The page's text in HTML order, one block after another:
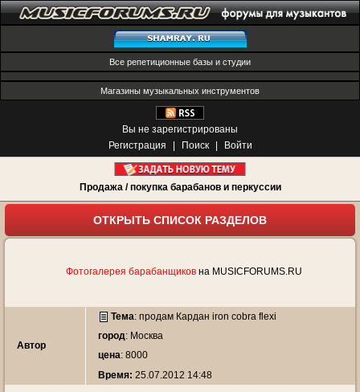
Все репетиционные базы и студии
Магазины музыкальных инструментов
Вы не зарегистрированы
Регистрация
Поиск Войти
Продажа / покупка барабанов и перкуссии
ОТКРЫТЬ СПИСОК РАЗДЕЛОВ
Фотогалерея барабанщиков на MUSICFORUMS.RU
Автор
Тема: продам Кардан iron cobra flexi
город: Москва
цена: 8000
Время: 25.07.2012 14:48